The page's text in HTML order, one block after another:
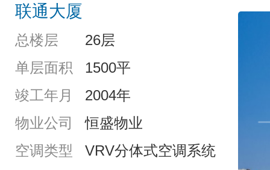
联通大厦
总楼层
26层
单层面积
1500平
竣工年月
2004年
物业公司
恒盛物业
空调类型
VRV分体式空调系统